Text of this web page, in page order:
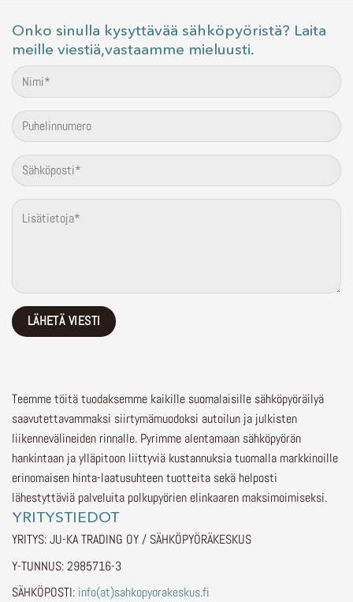
Onko sinulla kysyttävää sähköpyöristä? Laita
meille viestiä,vastaamme mieluusti.
Teemme töitä tuodaksemme kaikille suomalaisille sähköpyöräilyä
saavutettavammaksi siirtymämuodoksi autoilun ja julkisten
liikennevälineiden rinnalle. Pyrimme alentamaan sähköpyörän
hankintaan ja ylläpitoon liittyviä kustannuksia tuomalla markkinoille
erinomaisen hinta-laatusuhteen tuotteita sekä helposti
lähestyttäviä palveluita polkupyörien elinkaaren maksimoimiseksi.
YRITYSTIEDOT
YRITYS: JU-KA TRADING OY / SÄHKÖPYÖRÄKESKUS
Y-TUNNUS: 2985716-3
SÄHKÖPOSTI: info(at)sahkopyorakeskus.fi